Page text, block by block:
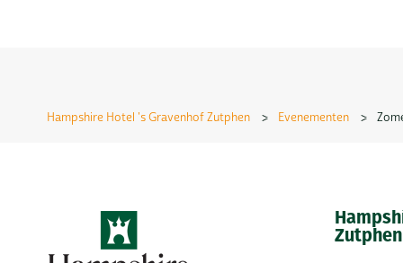
Hampshire Hotel 's Gravenhof Zutphen > Evenementen >
Zutphen